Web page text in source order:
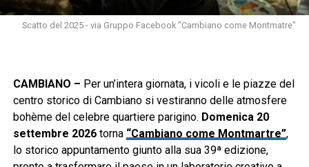
Scatto del 2025 - via Gruppo Facebook "Cambiano come Montmatre"
CAMBIANO – Per un’intera giornata, i vicoli e le piazze del
centro storico di Cambiano si vestiranno delle atmosfere
bohème del celebre quartiere parigino. Domenica 20
settembre 2026torna “Cambiano come Montmartre”,
lo storico appuntamento giunto alla sua 39ª edizione,